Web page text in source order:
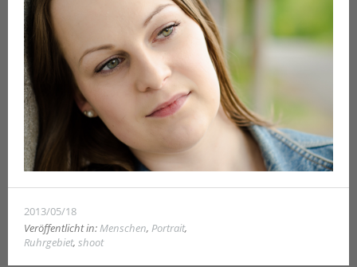
2013/05/18
Veröffentlicht in:Menschen, Portrait,
Ruhrgebiet, shoot